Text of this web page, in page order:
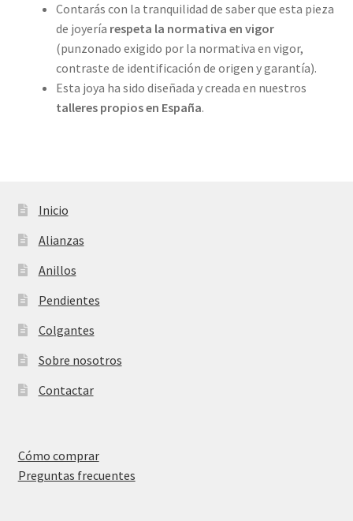
Contarás con la tranquilidad de saber que esta pieza
de joyería respeta la normativa en vigor
(punzonado exigido por la normativa en vigor,
contraste de identificación de origen y garantía).
Esta joya ha sido diseñada y creada en nuestros
talleres propios en España.
Inicio
Alianzas
Anillos
Pendientes
Colgantes
Sobre nosotros
Contactar
Cómo comprar
Preguntas frecuentes